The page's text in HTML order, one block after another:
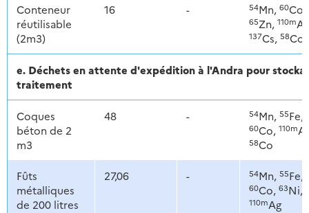
Conteneur
réutilisable
(2m3)
16 - 54Mn, 60Co,
65Zn, 110m
137Cs, 58Co
e. Déchets en attente d'expédition à l'Andra pour
traitement
Coques
béton de 2
m3
48 - 54Mn, 55Fe,
60Co, 110m
58Co
Fûts
métalliques
de 200 litres
27,06 - 54Mn, 55Fe,
60Co, 63Ni,
110mAg